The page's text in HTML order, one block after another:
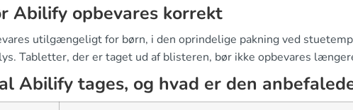
Abilify opbevares korrekt
utilgængeligt for børn, i den oprindelige pakning ved
Tabletter, der er taget ud af blisteren, bør ikke opbevares
Abilify tages, og hvad er den